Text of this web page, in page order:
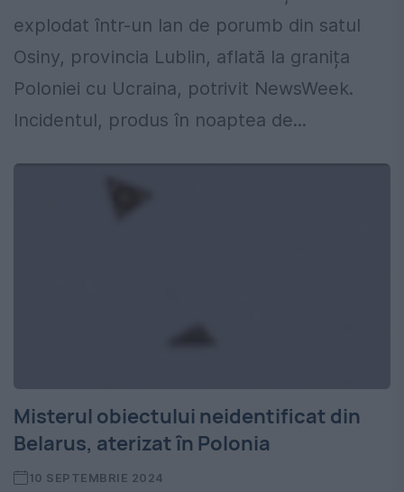
explodat într-un lan de porumb din satul
Osiny, provincia Lublin, aflată la granița
Poloniei cu Ucraina, potrivit NewsWeek.
Incidentul, produs în noaptea de...
Misterul obiectului neidentificat din
Belarus, aterizat în Polonia
10 SEPTEMBRIE 2024